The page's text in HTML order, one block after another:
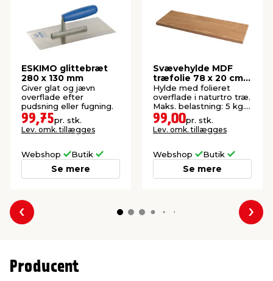
ESKIMO glittebræt
280 x 130 mm
Giver glat og jævn
overflade efter
pudsning eller fugning.
99,75pr. stk.
Lev. omk. tillægges
Webshop Butik
Se mere
Svævehylde MDF
træfolie 78 x 20 cm -
DAY
Hylde med folieret
overflade i naturtro træ.
Maks. belastning: 5 kg.
Inkl. skjulte beslag.
FSC®-mærket.
99,00pr. stk.
Lev. omk. tillægges
Webshop Butik
Se mere
Forrige
Producent